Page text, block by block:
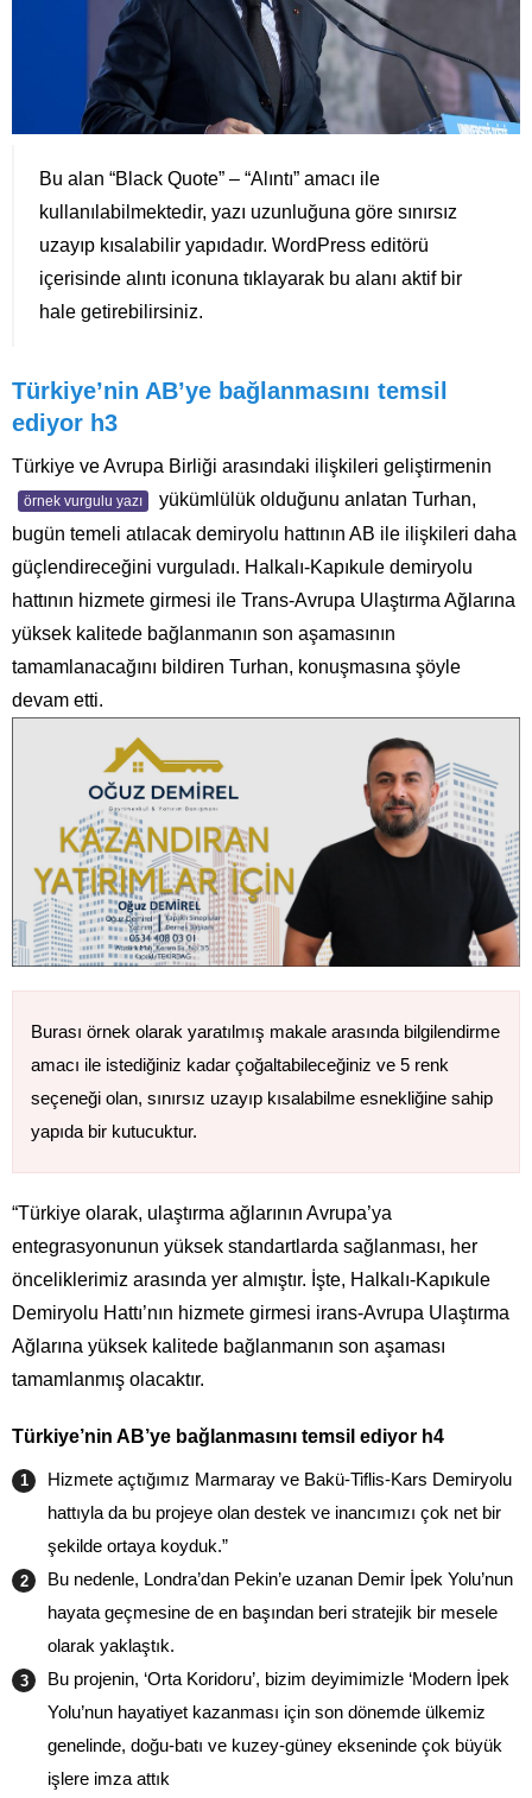
Bu alan “Black Quote” – “Alıntı” amacı ile
kullanılabilmektedir, yazı uzunluğuna göre sınırsız
uzayıp kısalabilir yapıdadır. WordPress editörü
içerisinde alıntı iconuna tıklayarak bu alanı aktif bir
hale getirebilirsiniz.
Türkiye’nin AB’ye bağlanmasını temsil
ediyor h3
Türkiye ve Avrupa Birliği arasındaki ilişkileri geliştirmenin
örnek vurgulu yazı
yükümlülük olduğunu anlatan Turhan,
bugün temeli atılacak demiryolu hattının AB ile ilişkileri daha
güçlendireceğini vurguladı. Halkalı-Kapıkule demiryolu
hattının hizmete girmesi ile Trans-Avrupa Ulaştırma Ağlarına
yüksek kalitede bağlanmanın son aşamasının
tamamlanacağını bildiren Turhan, konuşmasına şöyle
devam etti.
Burası örnek olarak yaratılmış makale arasında bilgilendirme
amacı ile istediğiniz kadar çoğaltabileceğiniz ve 5 renk
seçeneği olan, sınırsız uzayıp kısalabilme esnekliğine sahip
yapıda bir kutucuktur.
“Türkiye olarak, ulaştırma ağlarının Avrupa’ya
entegrasyonunun yüksek standartlarda sağlanması, her
önceliklerimiz arasında yer almıştır. İşte, Halkalı-Kapıkule
Demiryolu Hattı’nın hizmete girmesi irans-Avrupa Ulaştırma
Ağlarına yüksek kalitede bağlanmanın son aşaması
tamamlanmış olacaktır.
Türkiye’nin AB’ye bağlanmasını temsil ediyor h4
Hizmete açtığımız Marmaray ve Bakü-Tiflis-Kars Demiryolu
hattıyla da bu projeye olan destek ve inancımızı çok net bir
şekilde ortaya koyduk.”
Bu nedenle, Londra’dan Pekin’e uzanan Demir İpek Yolu’nun
hayata geçmesine de en başından beri stratejik bir mesele
olarak yaklaştık.
Bu projenin, ‘Orta Koridoru’, bizim deyimimizle ‘Modern İpek
Yolu’nun hayatiyet kazanması için son dönemde ülkemiz
genelinde, doğu-batı ve kuzey-güney ekseninde çok büyük
işlere imza attık